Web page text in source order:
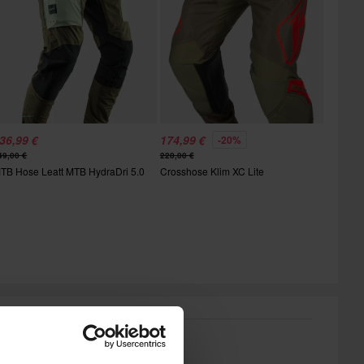
€
€
Hose Leatt MTB HydraDri 5.0
174,99 € -20%
220,00 €
Crosshose Klim XC Lite